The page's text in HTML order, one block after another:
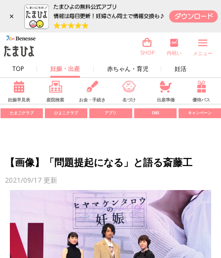
×
TOP 妊娠・出産 赤ちゃん・育児 妊活
SHOP 内祝い メニュー
妊娠早見表 産院検索 お金・手続き 名づけ 出産準備 優待パス
たまごクラブ ひよこクラブ アプリ SNS キャンペーン
【画像】「問題提起になる」と語る斎藤工
2021/09/17 更新